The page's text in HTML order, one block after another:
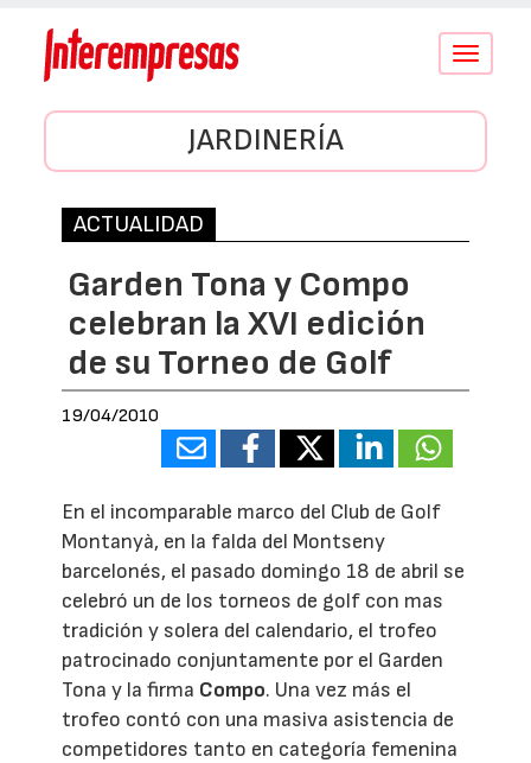
Conmutar
JARDINERÍA
ACTUALIDAD
Garden Tona y Compo
celebran la XVI edición
de su Torneo de Golf
19/04/2010
En el incomparable marco del Club de Golf
Montanyà, en la falda del Montseny
barcelonés, el pasado domingo 18 de abril se
celebró un de los torneos de golf con mas
tradición y solera del calendario, el trofeo
patrocinado conjuntamente por el Garden
Tona y la firma Compo. Una vez más el
trofeo contó con una masiva asistencia de
competidores tanto en categoría femenina